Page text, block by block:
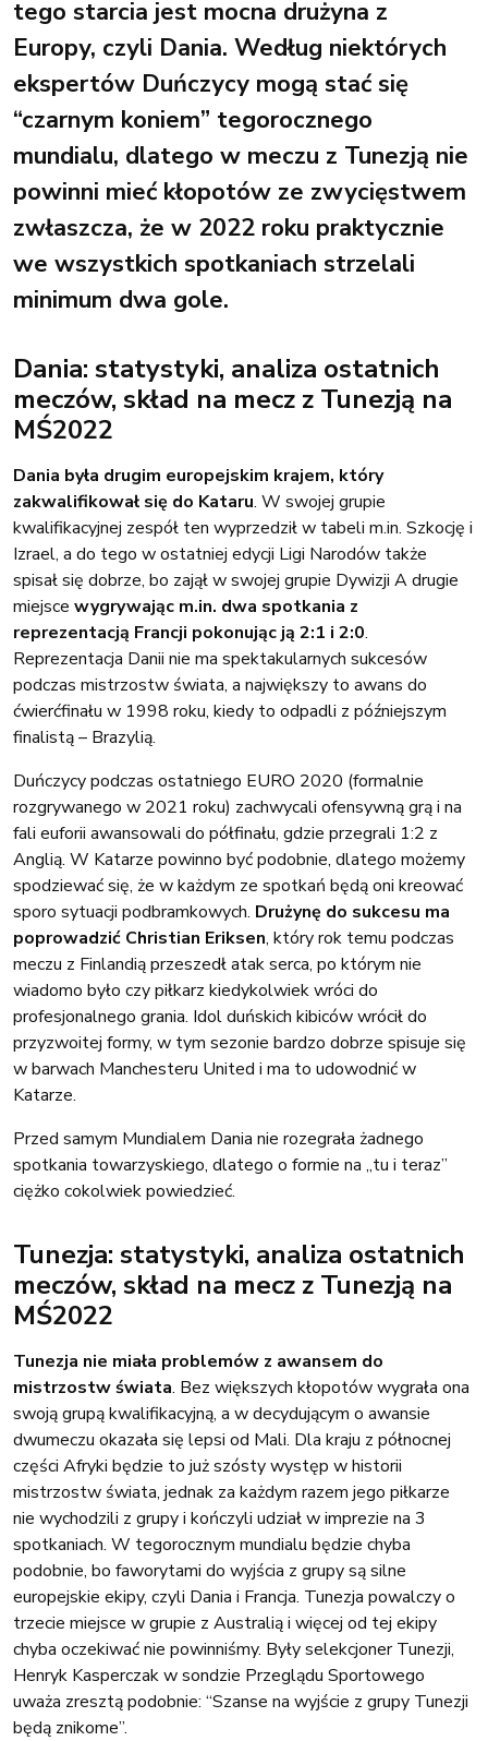
tego starcia jest mocna drużyna z
Europy, czyli Dania. Według niektórych
ekspertów Duńczycy mogą stać się
“czarnym koniem” tegorocznego
mundialu, dlatego w meczu z Tunezją nie
powinni mieć kłopotów ze zwycięstwem
zwłaszcza, że w 2022 roku praktycznie
we wszystkich spotkaniach strzelali
minimum dwa gole.
Dania: statystyki, analiza ostatnich
meczów, skład na mecz z Tunezją na
MŚ2022
Dania była drugim europejskim krajem, który
zakwalifikował się do Kataru. W swojej grupie
kwalifikacyjnej zespół ten wyprzedził w tabeli m.in. Szkocję i
Izrael, a do tego w ostatniej edycji Ligi Narodów także
spisał się dobrze, bo zajął w swojej grupie Dywizji A drugie
miejsce wygrywając m.in. dwa spotkania z
reprezentacją Francji pokonując ją 2:1 i 2:0.
Reprezentacja Danii nie ma spektakularnych sukcesów
podczas mistrzostw świata, a największy to awans do
ćwierćfinału w 1998 roku, kiedy to odpadli z późniejszym
finalistą – Brazylią.
Duńczycy podczas ostatniego EURO 2020 (formalnie
rozgrywanego w 2021 roku) zachwycali ofensywną grą i na
fali euforii awansowali do półfinału, gdzie przegrali 1:2 z
Anglią. W Katarze powinno być podobnie, dlatego możemy
spodziewać się, że w każdym ze spotkań będą oni kreować
sporo sytuacji podbramkowych. Drużynę do sukcesu ma
poprowadzić Christian Eriksen, który rok temu podczas
meczu z Finlandią przeszedł atak serca, po którym nie
wiadomo było czy piłkarz kiedykolwiek wróci do
profesjonalnego grania. Idol duńskich kibiców wrócił do
przyzwoitej formy, w tym sezonie bardzo dobrze spisuje się
w barwach Manchesteru United i ma to udowodnić w
Katarze.
Przed samym Mundialem Dania nie rozegrała żadnego
spotkania towarzyskiego, dlatego o formie na „tu i teraz”
ciężko cokolwiek powiedzieć.
Tunezja: statystyki, analiza ostatnich
meczów, skład na mecz z Tunezją na
MŚ2022
Tunezja nie miała problemów z awansem do
mistrzostw świata. Bez większych kłopotów wygrała ona
swoją grupą kwalifikacyjną, a w decydującym o awansie
dwumeczu okazała się lepsi od Mali. Dla kraju z północnej
części Afryki będzie to już szósty występ w historii
mistrzostw świata, jednak za każdym razem jego piłkarze
nie wychodzili z grupy i kończyli udział w imprezie na 3
spotkaniach. W tegorocznym mundialu będzie chyba
podobnie, bo faworytami do wyjścia z grupy są silne
europejskie ekipy, czyli Dania i Francja. Tunezja powalczy o
trzecie miejsce w grupie z Australią i więcej od tej ekipy
chyba oczekiwać nie powinniśmy. Były selekcjoner Tunezji,
Henryk Kasperczak w sondzie Przeglądu Sportowego
uważa zresztą podobnie: “Szanse na wyjście z grupy Tunezji
będą znikome”.